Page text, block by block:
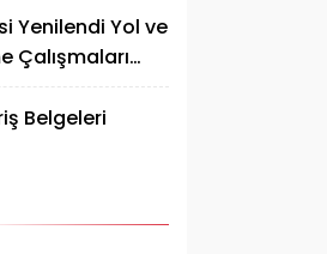
Yenilendi Yol ve
Çalışmaları
Belgeleri